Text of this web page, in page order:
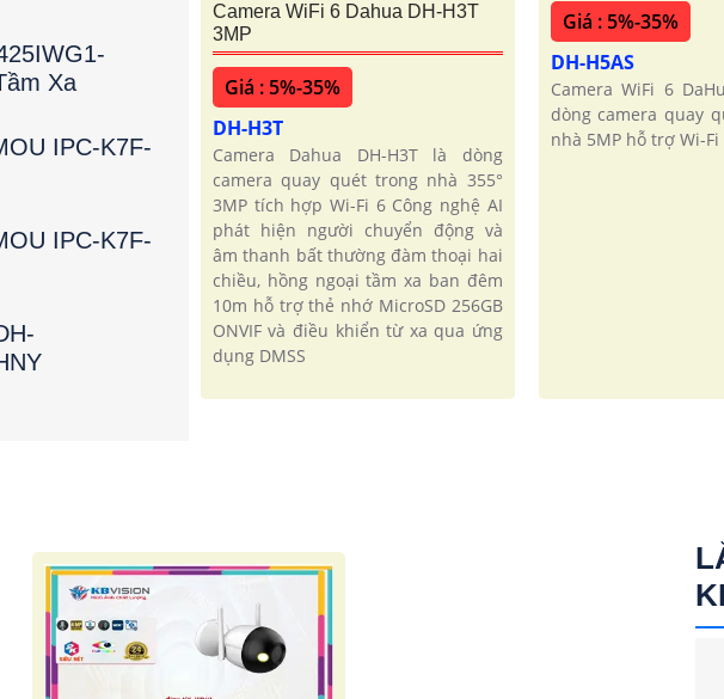
Xa
IPC-K7F-
IPC-K7F-
Camera WiFi 6 Dahua DH-H3T
3MP
Giá : 5%-35%
DH-H3T
Camera Dahua DH-H3T là dòng
camera quay quét trong nhà 355°
3MP tích hợp Wi-Fi 6 Công nghệ AI
phát hiện người chuyển động và
âm thanh bất thường đàm thoại hai
chiều, hồng ngoại tầm xa ban đêm
10m hỗ trợ thẻ nhớ MicroSD 256GB
ONVIF và điều khiển từ xa qua ứng
dụng DMSS
Giá : 5%-35%
DH-H5AS
Camera WiFi 6
dòng camera quay
nhà 5MP hỗ trợ Wi-